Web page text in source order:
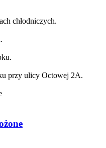
chłodniczych.
przy ulicy Octowej 2A.